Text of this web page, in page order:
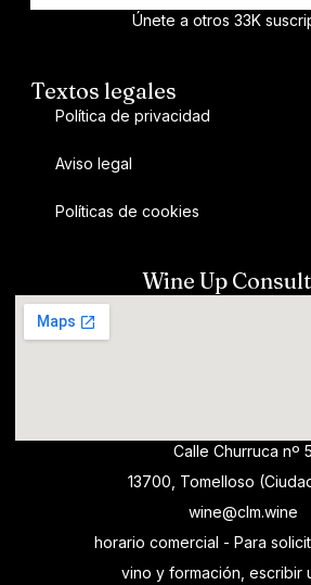
Únete a otros 33K
Textos legales
Política de privacidad
Aviso legal
Políticas de cookies
Wine Up
Calle Churruca nº 5
13700, Tomelloso
wine@clm.wine
horario comercial - Para
vino y formación, escribir